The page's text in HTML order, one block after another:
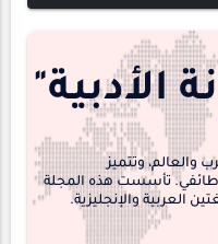
الأدبية"
والعالم، وتتميز
طائفي. تأسست هذه المجلة